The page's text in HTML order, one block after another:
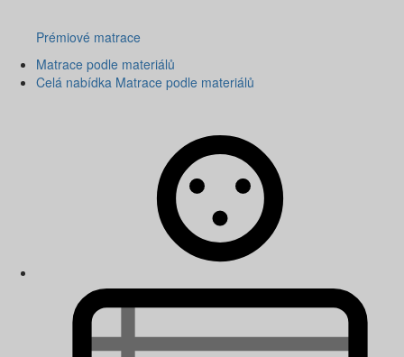
Prémiové matrace
Matrace podle materiálů
Celá nabídka Matrace podle materiálů